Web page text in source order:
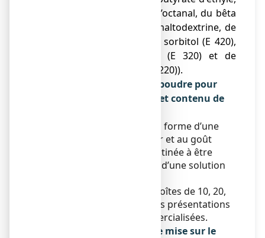
de l’alpha terpinéol, de l’octanal, du bêta
gamma hexenol, de la maltodextrine, de
la gomme arabique, du sorbitol (E 420),
du butylhydroxyanisole (E 320) et de
l’anhydride sulfureux (E 220)).
Qu’est-ce que FORLAX 10 g, poudre pour
solution buvable en sachet et contenu de
FORLAX se présente sous la forme d’une
poudre blanchâtre à l’odeur et au goût
orange-pamplemousse destinée à être
reconstituée sous la forme d’une solution
FORLAX est disponible en boîtes de 10, 20,
50 et 100 sachets. Toutes les présentations
peuvent ne pas être commercialisées.
Titulaire de l’autorisation de mise sur le